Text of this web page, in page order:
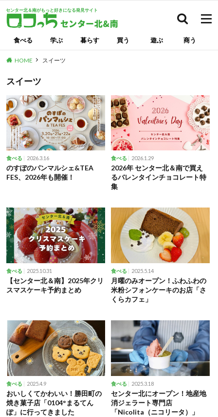
センター北＆南がもっと好きになる発見サイト
食べる 学ぶ 暮らす 買う 遊ぶ 商う
HOME スイーツ
スイーツ
食べる 2026.3.16
のすぽのパンマルシェ&TEA
FES、2026年も開催！
食べる 2026.1.29
2026年 センター北＆南で買え
るバレンタインチョコレート特
集
食べる 2025.10.31
【センター北＆南】2025年クリ
スマスケーキ予約まとめ
食べる 2025.5.14
月曜のみオープン！ふわふわの
米粉シフォンケーキのお店「さ
くらカフェ」
食べる 2025.4.9
おいしくてかわいい！勝田町の
焼き菓子店「0104°まるてん
ぽ」に行ってきました
食べる 2025.3.18
センター北にオープン！地産地
消ジェラート専門店
「Nicolita（ニコリータ）」